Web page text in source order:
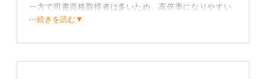
一方で司書資格取得者は多いため、高倍率になりやすい
傾向にあります。
⋯続きを読む▼